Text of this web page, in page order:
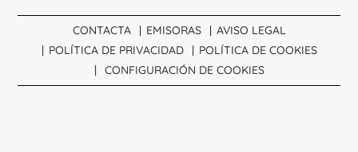
CONTACTA EMISORAS
AVISO LEGAL
POLÍTICA DE PRIVACIDAD
POLÍTICA DE COOKIES
CONFIGURACIÓN DE COOKIES